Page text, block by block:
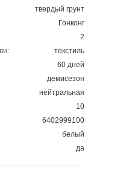
-50%
твердый грунт
Гонконг
2
текстиль
60 дней
демисезон
нейтральная
10
6402999100
белый
да